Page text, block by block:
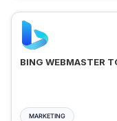
BING WEBMASTER
MARKETING